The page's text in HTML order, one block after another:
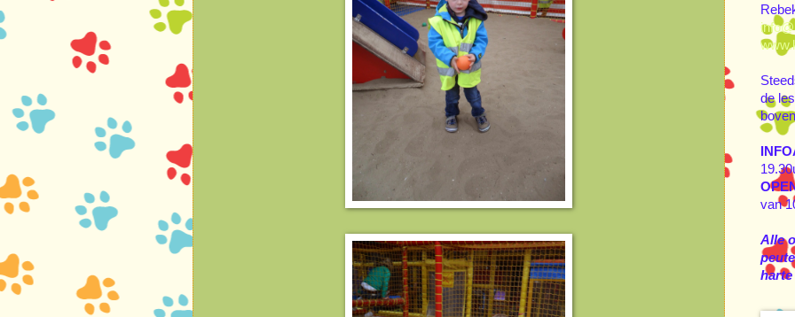
de
van
Alle